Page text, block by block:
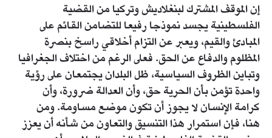
إن الموقف المشترك لبنغلاديش وتركيا من القضية
الفلسطينية يجسد نموذجا رفيعا للتضامن القائم على
المبادئ والقيم، ويعبر عن التزام أخلاقي راسخ بنصرة
المظلوم والدفاع عن الحق. فعلى الرغم من اختلاف الجغرافيا
وتباين الظروف السياسية، ظل البلدان يجتمعان على رؤية
واحدة تؤمن بأن الحرية حق، وأن العدالة ضرورة، وأن
كرامة الإنسان لا يجوز أن تكون موضع مساومة. ومن
هنا، فإن استمرار هذا التنسيق والتعاون من شأنه أن يعزز